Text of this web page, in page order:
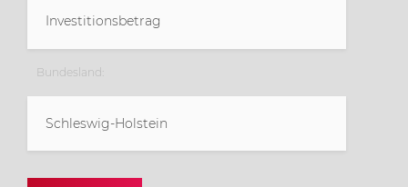
Bundesland:
Schleswig-Holstein
Baden-Württemberg